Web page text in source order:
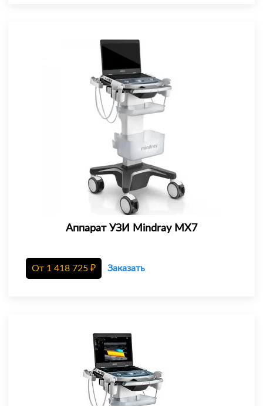
Аппарат УЗИ Mindray MX7
От 1 418 725 ₽ Заказать